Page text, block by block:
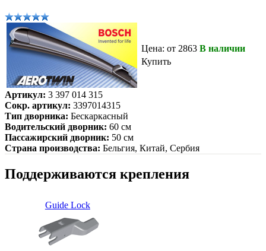
Цена: от 2863 В наличии
Купить
Артикул: 3 397 014 315
Сокр. артикул: 3397014315
Тип дворника: Бескаркасный
Водительский дворник: 60 см
Пассажирский дворник: 50 см
Страна производства: Бельгия, Китай, Сербия
Поддерживаются крепления
Guide Lock